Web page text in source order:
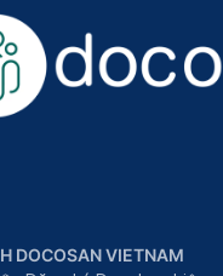
DOCOSAN VIETNAM